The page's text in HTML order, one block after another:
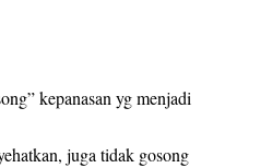
kepanasan yg menjadi
juga tidak gosong